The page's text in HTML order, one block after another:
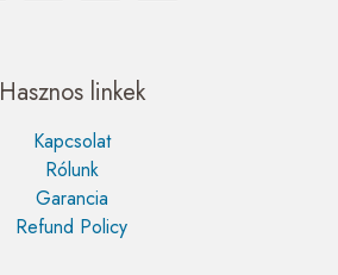
Hasznos linkek
Kapcsolat
Rólunk
Garancia
Refund Policy